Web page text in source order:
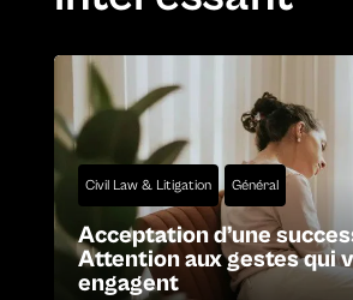
Civil Law & Litigation Général
Acceptation d’une
Attention aux gestes qui
engagent